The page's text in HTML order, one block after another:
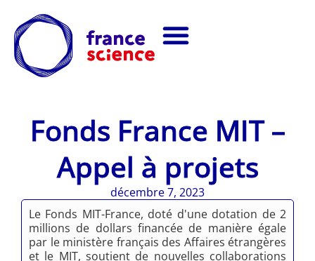
Fonds France MIT –
Appel à projets
décembre 7, 2023
Le Fonds MIT-France, doté d'une dotation de 2
millions de dollars financée de manière égale
par le ministère français des Affaires étrangères
et le MIT, soutient de nouvelles collaborations